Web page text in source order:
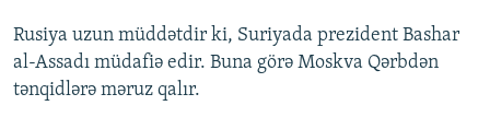
AZADLIQRADIOSU MOBIL TELEFONUNUZDA
RFE/RL-in bütün saytları
Rusiya uzun müddətdir ki, Suriyada prezident Bashar
al-Assadı müdafiə edir. Buna görə Moskva Qərbdən
tənqidlərə məruz qalır.